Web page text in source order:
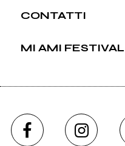
CONTATTI
MI AMI FESTIVAL